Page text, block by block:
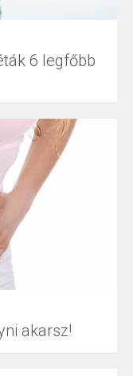
6 legfőbb
akarsz!